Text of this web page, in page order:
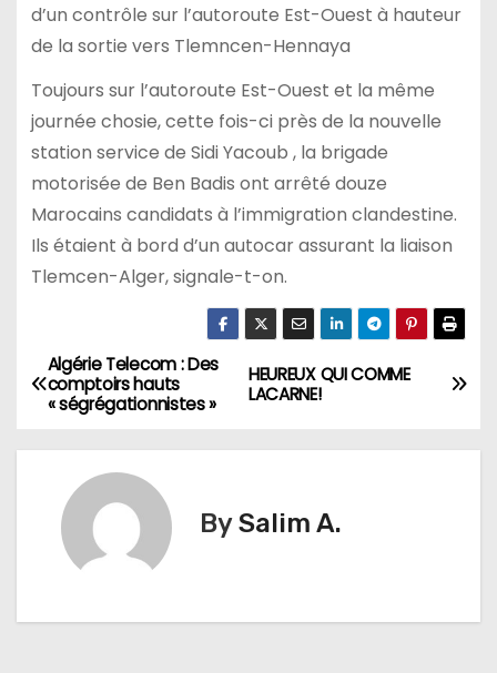
d’un contrôle sur l’autoroute Est-Ouest à hauteur
de la sortie vers Tlemncen-Hennaya
Toujours sur l’autoroute Est-Ouest et la même
journée chosie, cette fois-ci près de la nouvelle
station service de Sidi Yacoub , la brigade
motorisée de Ben Badis ont arrêté douze
Marocains candidats à l’immigration clandestine.
Ils étaient à bord d’un autocar assurant la liaison
Tlemcen-Alger, signale-t-on.
N
HEUREUX QUI COMME
LACARNE!
Algérie Telecom : Des
comptoirs hauts
« ségrégationnistes »
BySalim A.